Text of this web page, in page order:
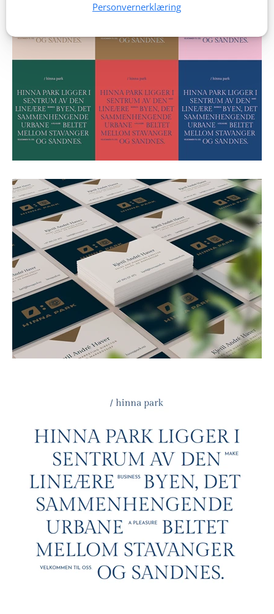
Personvernerklæring